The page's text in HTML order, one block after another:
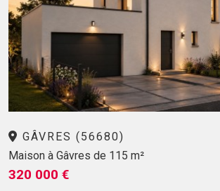
GÂVRES (56680)
Maison à Gâvres de 115 m²
320 000 €